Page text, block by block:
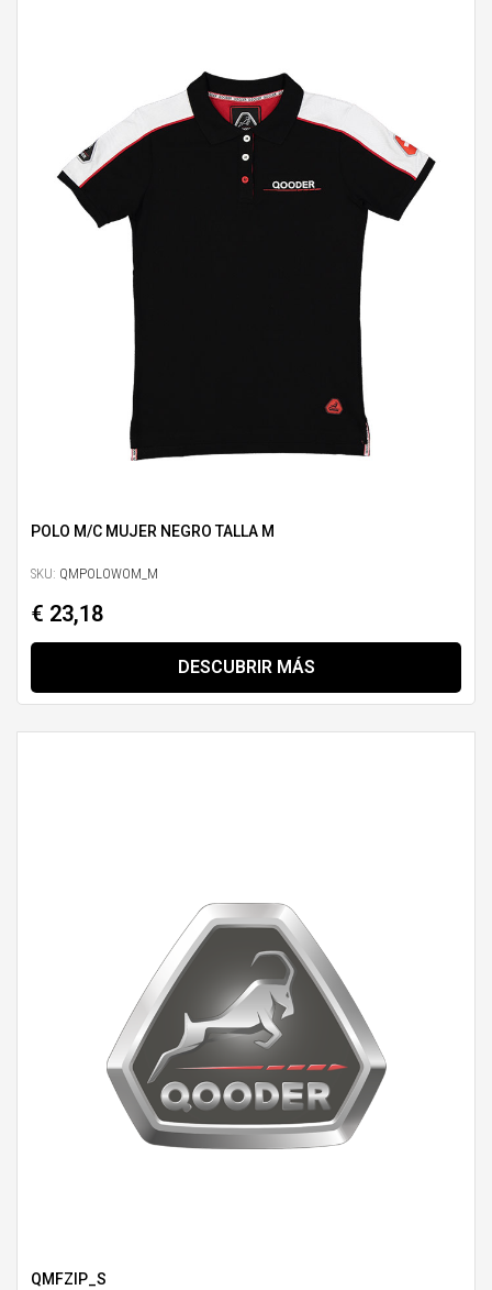
POLO M/C MUJER NEGRO TALLA M
SKU: QMPOLOWOM_M
€ 23,18
DESCUBRIR MÁS
QMFZIP_S